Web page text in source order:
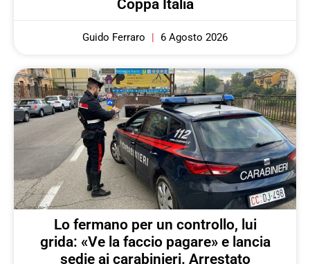
Coppa Italia
Guido Ferraro 6 Agosto 2026
Lo fermano per un controllo, lui
grida: «Ve la faccio pagare» e lancia
sedie ai carabinieri. Arrestato